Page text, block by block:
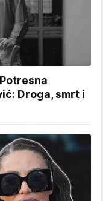
Potresna
Droga, smrt i